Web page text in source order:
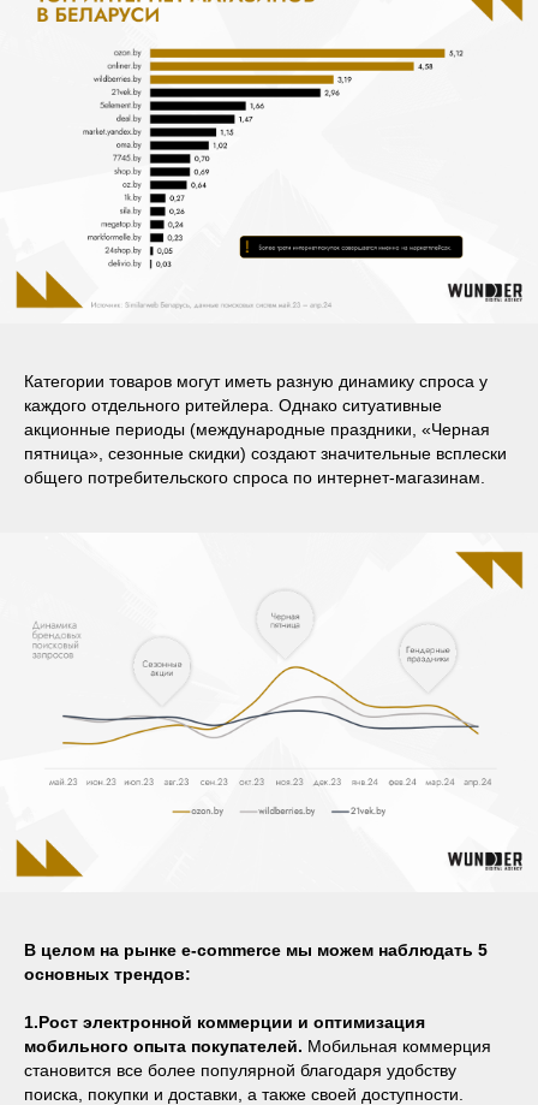
Категории товаров могут иметь разную динамику спроса у
каждого отдельного ритейлера. Однако ситуативные
акционные периоды (международные праздники, «Черная
пятница», сезонные скидки) создают значительные всплески
общего потребительского спроса по интернет-магазинам.
В целом на рынке е-commerce мы можем наблюдать 5
основных трендов:
1.Рост электронной коммерции и оптимизация
мобильного опыта покупателей. Мобильная коммерция
становится все более популярной благодаря удобству
поиска, покупки и доставки, а также своей доступности.